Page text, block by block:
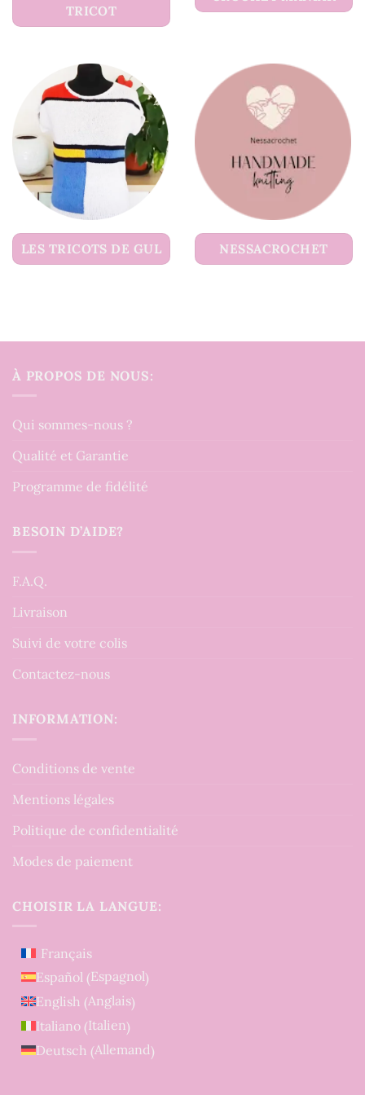
TRICOT
LES TRICOTS DE GUL NESSACROCHET
À PROPOS DE NOUS:
Qui sommes-nous ?
Qualité et Garantie
Programme de fidélité
BESOIN D’AIDE?
F.A.Q.
Livraison
Suivi de votre colis
Contactez-nous
INFORMATION:
Conditions de vente
Mentions légales
Politique de confidentialité
Modes de paiement
CHOISIR LA LANGUE:
Français
Español (Espagnol)
English (Anglais)
Italiano (Italien)
Deutsch (Allemand)